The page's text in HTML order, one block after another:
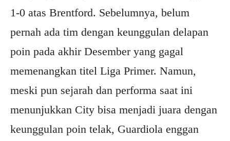
1-0 atas Brentford. Sebelumnya, belum
pernah ada tim dengan keunggulan delapan
poin pada akhir Desember yang gagal
memenangkan titel Liga Primer. Namun,
meski pun sejarah dan performa saat ini
menunjukkan City bisa menjadi juara dengan
keunggulan poin telak, Guardiola enggan